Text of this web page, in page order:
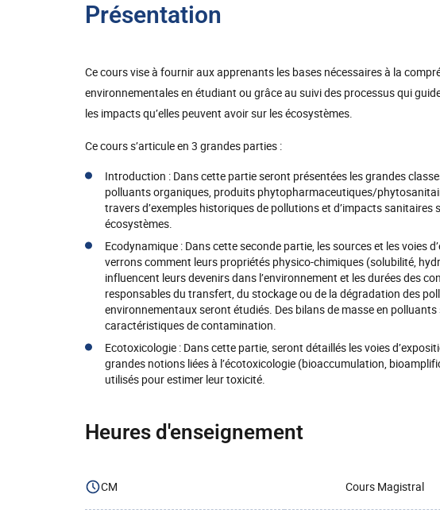
Présentation
Ce cours vise à fournir aux apprenants les bases nécessaires à la
environnementales en étudiant ou grâce au suivi des processus qui
les impacts qu’elles peuvent avoir sur les écosystèmes.
Ce cours s’articule en 3 grandes parties :
Introduction : Dans cette partie seront présentées les grandes
polluants organiques, produits phytopharmaceutiques/
travers d’exemples historiques de pollutions et d’impacts
écosystèmes.
Ecodynamique : Dans cette seconde partie, les sources et les voies
verrons comment leurs propriétés physico-chimiques (solubilité,
influencent leurs devenirs dans l’environnement et les durées des
responsables du transfert, du stockage ou de la dégradation des
environnementaux seront étudiés. Des bilans de masse en
caractéristiques de contamination.
Ecotoxicologie : Dans cette partie, seront détaillés les voies
grandes notions liées à l’écotoxicologie (bioaccumulation,
utilisés pour estimer leur toxicité.
Heures d'enseignement
CM Cours Magistral